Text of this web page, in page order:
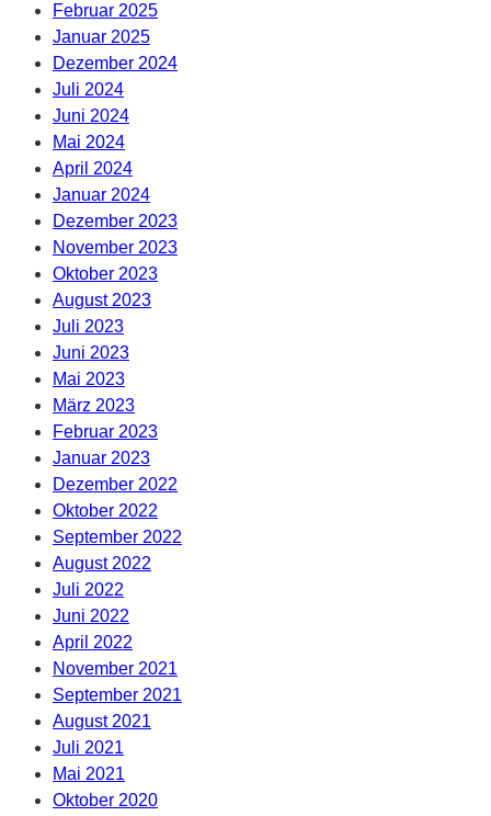
Februar 2025
Januar 2025
Dezember 2024
Juli 2024
Juni 2024
Mai 2024
April 2024
Januar 2024
Dezember 2023
November 2023
Oktober 2023
August 2023
Juli 2023
Juni 2023
Mai 2023
März 2023
Februar 2023
Januar 2023
Dezember 2022
Oktober 2022
September 2022
August 2022
Juli 2022
Juni 2022
April 2022
November 2021
September 2021
August 2021
Juli 2021
Mai 2021
Oktober 2020